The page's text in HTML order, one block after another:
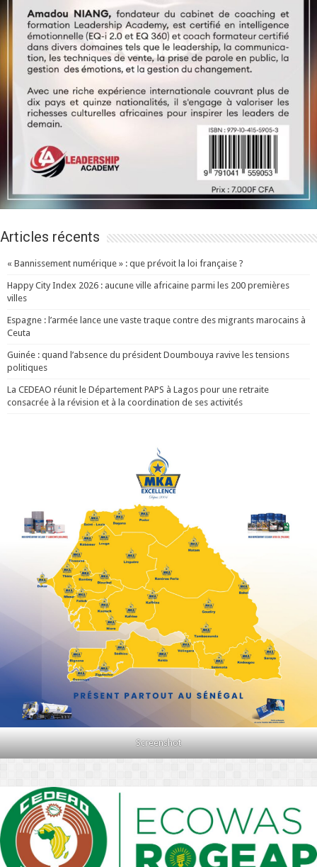
Articles récents
« Bannissement numérique » : que prévoit la loi française ?
Happy City Index 2026 : aucune ville africaine parmi les 200 premières
villes
Espagne : l’armée lance une vaste traque contre des migrants marocains à
Ceuta
Guinée : quand l’absence du président Doumbouya ravive les tensions
politiques
La CEDEAO réunit le Département PAPS à Lagos pour une retraite
consacrée à la révision et à la coordination de ses activités
Screenshot